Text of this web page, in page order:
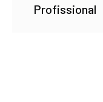
Profissional